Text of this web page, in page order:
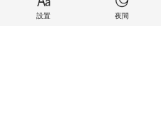
設置 夜間